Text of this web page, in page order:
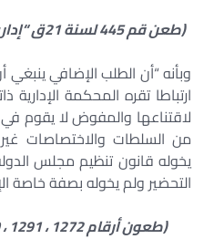
(طعن قم 445 لسنة 21ق “إدارية عليا” جلسة 14/1/1979)
وبأنه “أن الطلب الإضافي
ارتباطا تقره المحكمة الإدارية
لاقتناعها والمفوض لا يقوم
من السلطات والاختصاصات
يخوله قانون تنظيم مجلس
التحضير ولم يخوله بصفة خاصة